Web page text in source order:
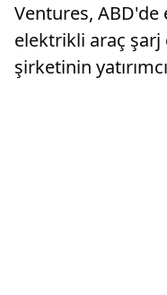
Ventures,
elektrikli araç
şirketinin